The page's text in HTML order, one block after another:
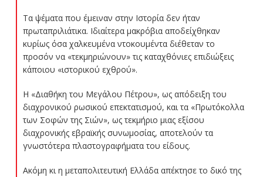
Τα ψέματα που έμειναν στην Ιστορία δεν ήταν
πρωταπριλιάτικα. Ιδιαίτερα μακρόβια αποδείχθηκαν
κυρίως όσα χαλκευμένα ντοκουμέντα διέθεταν το
προσόν να «τεκμηριώνουν» τις καταχθόνιες επιδιώξεις
κάποιου «ιστορικού εχθρού».
Η «Διαθήκη του Μεγάλου Πέτρου», ως απόδειξη του
διαχρονικού ρωσικού επεκτατισμού, και τα «Πρωτόκολλα
των Σοφών της Σιών», ως τεκμήριο μιας εξίσου
διαχρονικής εβραϊκής συνωμοσίας, αποτελούν τα
γνωστότερα πλαστογραφήματα του είδους.
Ακόμη κι η μεταπολιτευτική Ελλάδα απέκτησε το δικό της